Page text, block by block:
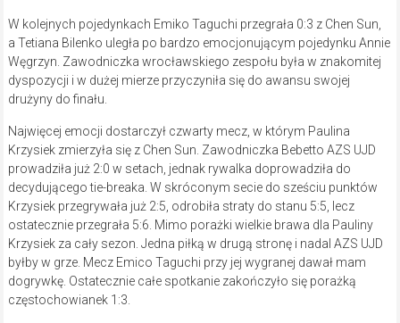
W kolejnych pojedynkach Emiko Taguchi przegrała 0:3 z Chen Sun,
a Tetiana Bilenko uległa po bardzo emocjonującym pojedynku Annie
Węgrzyn. Zawodniczka wrocławskiego zespołu była w znakomitej
dyspozycji i w dużej mierze przyczyniła się do awansu swojej
drużyny do finału.
Najwięcej emocji dostarczył czwarty mecz, w którym Paulina
Krzysiek zmierzyła się z Chen Sun. Zawodniczka Bebetto AZS UJD
prowadziła już 2:0 w setach, jednak rywalka doprowadziła do
decydującego tie-breaka. W skróconym secie do sześciu punktów
Krzysiek przegrywała już 2:5, odrobiła straty do stanu 5:5, lecz
ostatecznie przegrała 5:6. Mimo porażki wielkie brawa dla Pauliny
Krzysiek za cały sezon. Jedna piłką w drugą stronę i nadal AZS UJD
byłby w grze. Mecz Emico Taguchi przy jej wygranej dawał mam
dogrywkę. Ostatecznie całe spotkanie zakończyło się porażką
częstochowianek 1:3.